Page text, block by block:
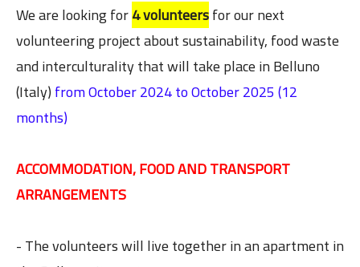
We are looking for4 volunteersfor our next
volunteering project about sustainability, food waste
and interculturality that will take place in Belluno
(Italy)from October 2024 to October 2025 (12
months)
ACCOMMODATION, FOOD AND TRANSPORT
ARRANGEMENTS
- The volunteers will live together in an apartment in